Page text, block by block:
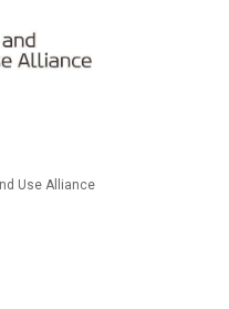
Use Alliance